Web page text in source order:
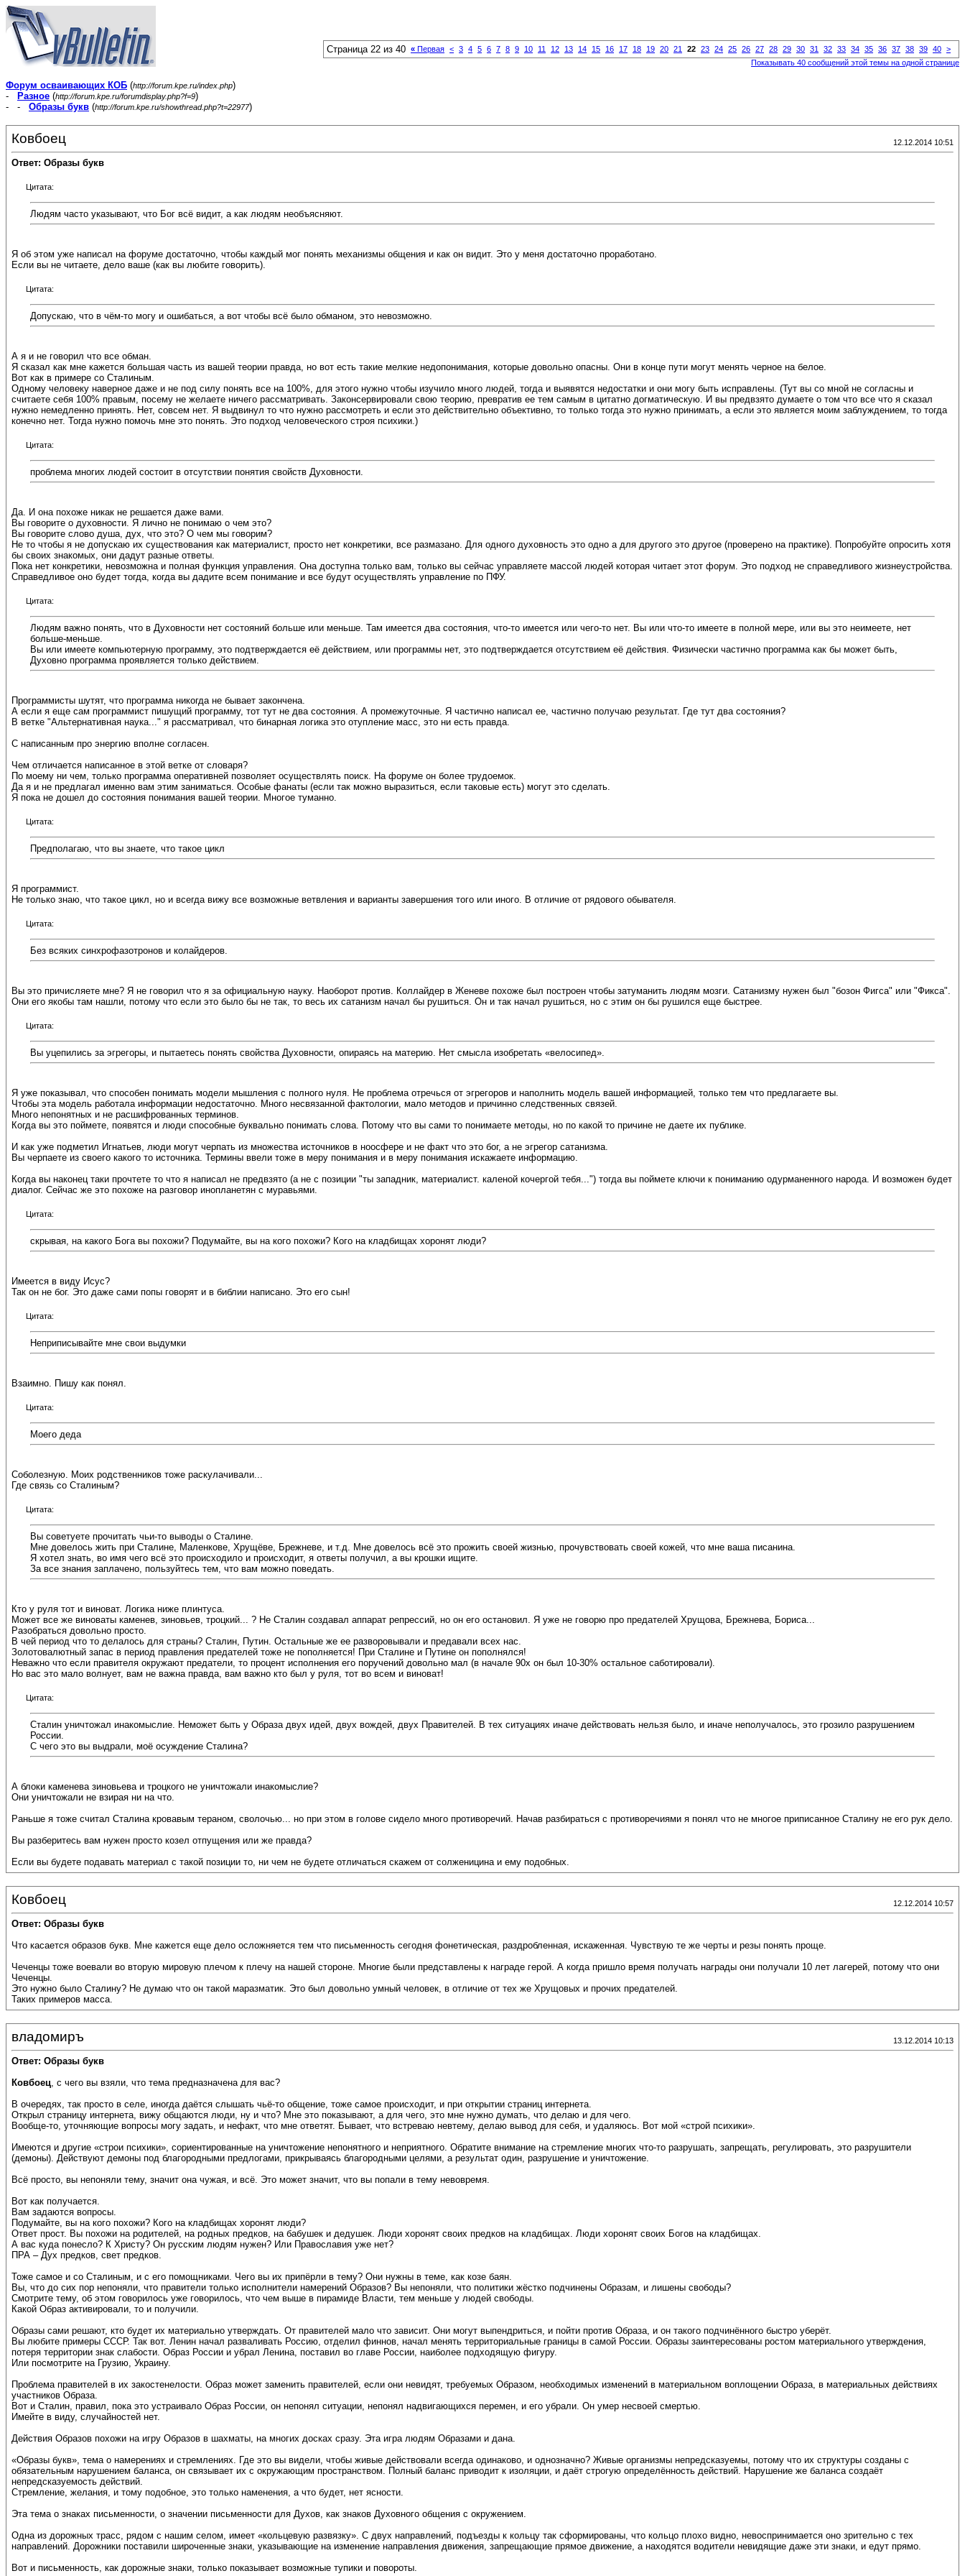
Страница 22 из 40 « Первая < 3 4 5 6 7 8 9 10 11 12 13 14 15 16 17 18 19 20 21 22 23 24 25 26 27 28 29 30 31 32 33 34 35 36 37 38 39 40 >
Показывать 40 сообщений этой темы на одной странице
Форум осваивающих КОБ (http://forum.kpe.ru/index.php)
-
Разное (http://forum.kpe.ru/forumdisplay.php?f=9)
- - Образы букв (http://forum.kpe.ru/showthread.php?t=22977)
Ковбоец 12.12.2014 10:51
Ответ: Образы букв
Цитата:
Людям часто указывают, что Бог всё видит, а как людям необъясняют.
Я об этом уже написал на форуме достаточно, чтобы каждый мог понять механизмы общения и как он видит. Это у меня достаточно проработано.
Если вы не читаете, дело ваше (как вы любите говорить).
Цитата:
Допускаю, что в чём-то могу и ошибаться, а вот чтобы всё было обманом, это невозможно.
А я и не говорил что все обман.
Я сказал как мне кажется большая часть из вашей теории правда, но вот есть такие мелкие недопонимания, которые довольно опасны. Они в конце пути могут менять черное на белое.
Вот как в примере со Сталиным.
Одному человеку наверное даже и не под силу понять все на 100%, для этого нужно чтобы изучило много людей, тогда и выявятся недостатки и они могу быть исправлены. (Тут вы со мной не согласны и
считаете себя 100% правым, посему не желаете ничего рассматривать. Законсервировали свою теорию, превратив ее тем самым в цитатно догматическую. И вы предвзято думаете о том что все что я сказал
нужно немедленно принять. Нет, совсем нет. Я выдвинул то что нужно рассмотреть и если это действительно объективно, то только тогда это нужно принимать, а если это является моим заблуждением, то тогда
конечно нет. Тогда нужно помочь мне это понять. Это подход человеческого строя психики.)
Цитата:
проблема многих людей состоит в отсутствии понятия свойств Духовности.
Да. И она похоже никак не решается даже вами.
Вы говорите о духовности. Я лично не понимаю о чем это?
Вы говорите слово душа, дух, что это? О чем мы говорим?
Не то чтобы я не допускаю их существования как материалист, просто нет конкретики, все размазано. Для одного духовность это одно а для другого это другое (проверено на практике). Попробуйте опросить хотя
бы своих знакомых, они дадут разные ответы.
Пока нет конкретики, невозможна и полная функция управления. Она доступна только вам, только вы сейчас управляете массой людей которая читает этот форум. Это подход не справедливого жизнеустройства.
Справедливое оно будет тогда, когда вы дадите всем понимание и все будут осуществлять управление по ПФУ.
Цитата:
Людям важно понять, что в Духовности нет состояний больше или меньше. Там имеется два состояния, что-то имеется или чего-то нет. Вы или что-то имеете в полной мере, или вы это неимеете, нет
больше-меньше.
Вы или имеете компьютерную программу, это подтверждается её действием, или программы нет, это подтверждается отсутствием её действия. Физически частично программа как бы может быть,
Духовно программа проявляется только действием.
Программисты шутят, что программа никогда не бывает закончена.
А если я еще сам программист пишущий программу, тот тут не два состояния. А промежуточные. Я частично написал ее, частично получаю результат. Где тут два состояния?
В ветке "Альтернативная наука..." я рассматривал, что бинарная логика это отупление масс, это ни есть правда.
С написанным про энергию вполне согласен.
Чем отличается написанное в этой ветке от словаря?
По моему ни чем, только программа оперативней позволяет осуществлять поиск. На форуме он более трудоемок.
Да я и не предлагал именно вам этим заниматься. Особые фанаты (если так можно выразиться, если таковые есть) могут это сделать.
Я пока не дошел до состояния понимания вашей теории. Многое туманно.
Цитата:
Предполагаю, что вы знаете, что такое цикл
Я программист.
Не только знаю, что такое цикл, но и всегда вижу все возможные ветвления и варианты завершения того или иного. В отличие от рядового обывателя.
Цитата:
Без всяких синхрофазотронов и колайдеров.
Вы это причисляете мне? Я не говорил что я за официальную науку. Наоборот против. Коллайдер в Женеве похоже был построен чтобы затуманить людям мозги. Сатанизму нужен был "бозон Фигса" или "Фикса".
Они его якобы там нашли, потому что если это было бы не так, то весь их сатанизм начал бы рушиться. Он и так начал рушиться, но с этим он бы рушился еще быстрее.
Цитата:
Вы уцепились за эгрегоры, и пытаетесь понять свойства Духовности, опираясь на материю. Нет смысла изобретать «велосипед».
Я уже показывал, что способен понимать модели мышления с полного нуля. Не проблема отречься от эгрегоров и наполнить модель вашей информацией, только тем что предлагаете вы.
Чтобы эта модель работала информации недостаточно. Много несвязанной фактологии, мало методов и причинно следственных связей.
Много непонятных и не расшифрованных терминов.
Когда вы это поймете, появятся и люди способные буквально понимать слова. Потому что вы сами то понимаете методы, но по какой то причине не даете их публике.
И как уже подметил Игнатьев, люди могут черпать из множества источников в ноосфере и не факт что это бог, а не эгрегор сатанизма.
Вы черпаете из своего какого то источника. Термины ввели тоже в меру понимания и в меру понимания искажаете информацию.
Когда вы наконец таки прочтете то что я написал не предвзято (а не с позиции "ты западник, материалист. каленой кочергой тебя...") тогда вы поймете ключи к пониманию одурманенного народа. И возможен будет
диалог. Сейчас же это похоже на разговор инопланетян с муравьями.
Цитата:
скрывая, на какого Бога вы похожи? Подумайте, вы на кого похожи? Кого на кладбищах хоронят люди?
Имеется в виду Исус?
Так он не бог. Это даже сами попы говорят и в библии написано. Это его сын!
Цитата:
Неприписывайте мне свои выдумки
Взаимно. Пишу как понял.
Цитата:
Моего деда
Соболезную. Моих родственников тоже раскулачивали...
Где связь со Сталиным?
Цитата:
Вы советуете прочитать чьи-то выводы о Сталине.
Мне довелось жить при Сталине, Маленкове, Хрущёве, Брежневе, и т.д. Мне довелось всё это прожить своей жизнью, прочувствовать своей кожей, что мне ваша писанина.
Я хотел знать, во имя чего всё это происходило и происходит, я ответы получил, а вы крошки ищите.
За все знания заплачено, пользуйтесь тем, что вам можно поведать.
Кто у руля тот и виноват. Логика ниже плинтуса.
Может все же виноваты каменев, зиновьев, троцкий... ? Не Сталин создавал аппарат репрессий, но он его остановил. Я уже не говорю про предателей Хрущова, Брежнева, Бориса...
Разобраться довольно просто.
В чей период что то делалось для страны? Сталин, Путин. Остальные же ее разворовывали и предавали всех нас.
Золотовалютный запас в период правления предателей тоже не пополняется! При Сталине и Путине он пополнялся!
Неважно что если правителя окружают предатели, то процент исполнения его поручений довольно мал (в начале 90х он был 10-30% остальное саботировали).
Но вас это мало волнует, вам не важна правда, вам важно кто был у руля, тот во всем и виноват!
Цитата:
Сталин уничтожал инакомыслие. Неможет быть у Образа двух идей, двух вождей, двух Правителей. В тех ситуациях иначе действовать нельзя было, и иначе неполучалось, это грозило разрушением
России.
С чего это вы выдрали, моё осуждение Сталина?
А блоки каменева зиновьева и троцкого не уничтожали инакомыслие?
Они уничтожали не взирая ни на что.
Раньше я тоже считал Сталина кровавым тераном, сволочью... но при этом в голове сидело много противоречий. Начав разбираться с противоречиями я понял что не многое приписанное Сталину не его рук дело.
Вы разберитесь вам нужен просто козел отпущения или же правда?
Если вы будете подавать материал с такой позиции то, ни чем не будете отличаться скажем от солженицина и ему подобных.
Ковбоец 12.12.2014 10:57
Ответ: Образы букв
Что касается образов букв. Мне кажется еще дело осложняется тем что письменность сегодня фонетическая, раздробленная, искаженная. Чувствую те же черты и резы понять проще.
Чеченцы тоже воевали во вторую мировую плечом к плечу на нашей стороне. Многие были представлены к награде герой. А когда пришло время получать награды они получали 10 лет лагерей, потому что они
Чеченцы.
Это нужно было Сталину? Не думаю что он такой маразматик. Это был довольно умный человек, в отличие от тех же Хрущовых и прочих предателей.
Таких примеров масса.
владомиръ 13.12.2014 10:13
Ответ: Образы букв
Ковбоец, с чего вы взяли, что тема предназначена для вас?
В очередях, так просто в селе, иногда даётся слышать чьё-то общение, тоже самое происходит, и при открытии страниц интернета.
Открыл страницу интернета, вижу общаются люди, ну и что? Мне это показывают, а для чего, это мне нужно думать, что делаю и для чего.
Вообще-то, уточняющие вопросы могу задать, и нефакт, что мне ответят. Бывает, что встреваю невтему, делаю вывод для себя, и удаляюсь. Вот мой «строй психики».
Имеются и другие «строи психики», сориентированные на уничтожение непонятного и неприятного. Обратите внимание на стремление многих что-то разрушать, запрещать, регулировать, это разрушители
(демоны). Действуют демоны под благородными предлогами, прикрываясь благородными целями, а результат один, разрушение и уничтожение.
Всё просто, вы непоняли тему, значит она чужая, и всё. Это может значит, что вы попали в тему невовремя.
Вот как получается.
Вам задаются вопросы.
Подумайте, вы на кого похожи? Кого на кладбищах хоронят люди?
Ответ прост. Вы похожи на родителей, на родных предков, на бабушек и дедушек. Люди хоронят своих предков на кладбищах. Люди хоронят своих Богов на кладбищах.
А вас куда понесло? К Христу? Он русским людям нужен? Или Православия уже нет?
ПРА – Дух предков, свет предков.
Тоже самое и со Сталиным, и с его помощниками. Чего вы их припёрли в тему? Они нужны в теме, как козе баян.
Вы, что до сих пор непоняли, что правители только исполнители намерений Образов? Вы непоняли, что политики жёстко подчинены Образам, и лишены свободы?
Смотрите тему, об этом говорилось уже говорилось, что чем выше в пирамиде Власти, тем меньше у людей свободы.
Какой Образ активировали, то и получили.
Образы сами решают, кто будет их материально утверждать. От правителей мало что зависит. Они могут выпендриться, и пойти против Образа, и он такого подчинённого быстро уберёт.
Вы любите примеры СССР. Так вот. Ленин начал разваливать Россию, отделил финнов, начал менять территориальные границы в самой России. Образы заинтересованы ростом материального утверждения,
потеря территории знак слабости. Образ России и убрал Ленина, поставил во главе России, наиболее подходящую фигуру.
Или посмотрите на Грузию, Украину.
Проблема правителей в их закостенелости. Образ может заменить правителей, если они невидят, требуемых Образом, необходимых изменений в материальном воплощении Образа, в материальных действиях
участников Образа.
Вот и Сталин, правил, пока это устраивало Образ России, он непонял ситуации, непонял надвигающихся перемен, и его убрали. Он умер несвоей смертью.
Имейте в виду, случайностей нет.
Действия Образов похожи на игру Образов в шахматы, на многих досках сразу. Эта игра людям Образами и дана.
«Образы букв», тема о намерениях и стремлениях. Где это вы видели, чтобы живые действовали всегда одинаково, и однозначно? Живые организмы непредсказуемы, потому что их структуры созданы с
обязательным нарушением баланса, он связывает их с окружающим пространством. Полный баланс приводит к изоляции, и даёт строгую определённость действий. Нарушение же баланса создаёт
непредсказуемость действий.
Стремление, желания, и тому подобное, это только наменения, а что будет, нет ясности.
Эта тема о знаках письменности, о значении письменности для Духов, как знаков Духовного общения с окружением.
Одна из дорожных трасс, рядом с нашим селом, имеет «кольцевую развязку». С двух направлений, подъезды к кольцу так сформированы, что кольцо плохо видно, невоспринимается оно зрительно с тех
направлений. Дорожники поставили широченные знаки, указывающие на изменение направления движения, запрещающие прямое движение, а находятся водители невидящие даже эти знаки, и едут прямо.
Вот и письменность, как дорожные знаки, только показывает возможные тупики и повороты.